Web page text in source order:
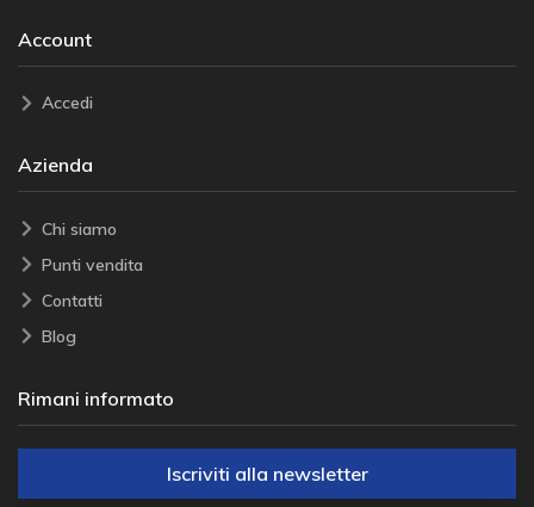
Account
Accedi
Azienda
Chi siamo
Punti vendita
Contatti
Blog
Rimani informato
Iscriviti alla newsletter